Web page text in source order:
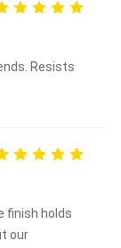
Resists
finish holds
our